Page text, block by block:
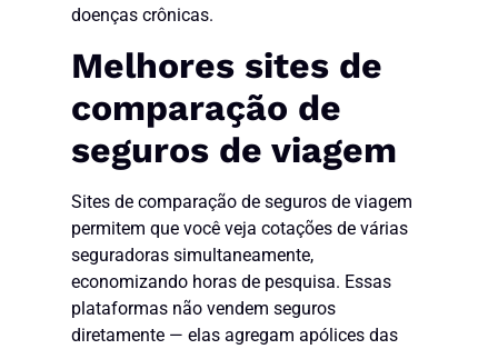
doenças crônicas.
Melhores sites de
comparação de
seguros de viagem
Sites de comparação de seguros de viagem
permitem que você veja cotações de várias
seguradoras simultaneamente,
economizando horas de pesquisa. Essas
plataformas não vendem seguros
diretamente — elas agregam apólices das